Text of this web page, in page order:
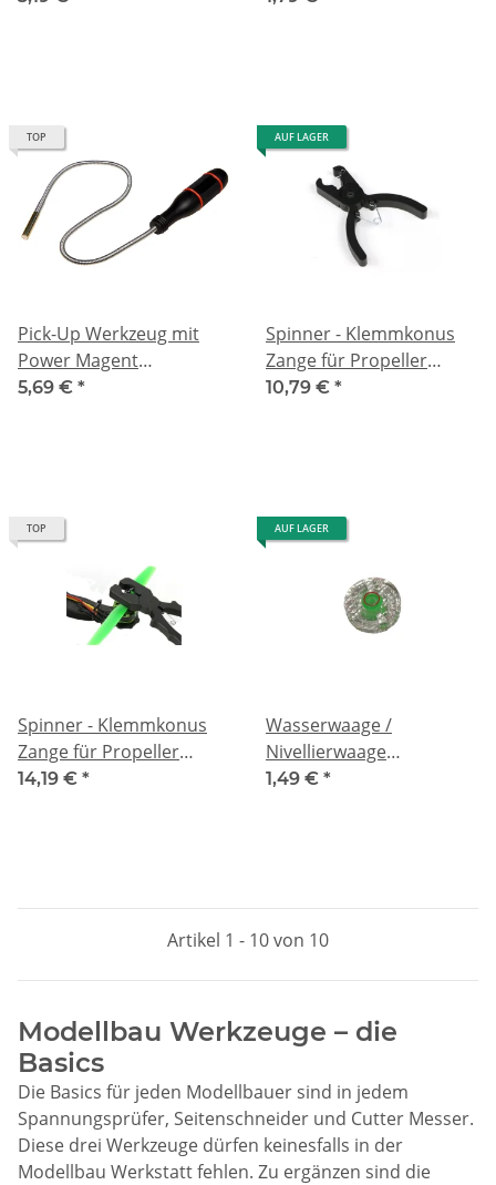
TOP
Pick-Up Werkzeug mit
Power Magent
Schwanenhals 490 mm
5,69 € *
AUF LAGER
Spinner - Klemmkonus
Zange für Propeller
Montage 13 mm
10,79 € *
TOP
Spinner - Klemmkonus
Zange für Propeller
Montage 25 mm
14,19 € *
AUF LAGER
Wasserwaage /
Nivellierwaage
Quadrocopter 25x3 mm
1,49 € *
Artikel 1 - 10 von 10
Modellbau Werkzeuge – die
Basics
Die Basics für jeden Modellbauer sind in jedem
Spannungsprüfer, Seitenschneider und Cutter Messer.
Diese drei Werkzeuge dürfen keinesfalls in der
Modellbau Werkstatt fehlen. Zu ergänzen sind die